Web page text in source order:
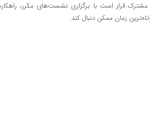
قرار است با برگزاری نشست‌های مکرر،
زمان ممکن دنبال کند.